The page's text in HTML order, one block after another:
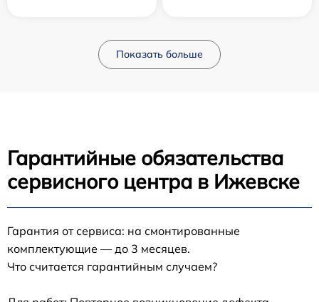
Показать больше
Гарантийные обязательства
сервисного центра в Ижевске
Гарантия от сервиса: на смонтированные
комплектующие — до 3 месяцев.
Что считается гарантийным случаем?